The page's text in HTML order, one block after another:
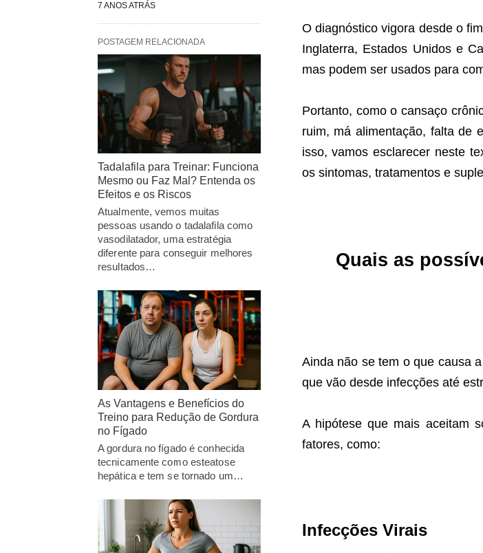
O diagnóstico vigora desde o
Inglaterra, Estados Unidos e
mas podem ser usados para
Portanto, como o cansaço
ruim, má alimentação, falta de
isso, vamos esclarecer neste
os sintomas, tratamentos e
Quais as
Ainda não se tem o que causa
que vão desde infecções até
A hipótese que mais aceitam
fatores, como:
Infecções Virais
7 ANOS ATRÁS
POSTAGEM RELACIONADA
Tadalafila para Treinar: Funciona
Mesmo ou Faz Mal? Entenda os
Efeitos e os Riscos
Atualmente, vemos muitas
pessoas usando o tadalafila como
vasodilatador, uma estratégia
diferente para conseguir melhores
resultados…
As Vantagens e Benefícios do
Treino para Redução de Gordura
no Fígado
A gordura no fígado é conhecida
tecnicamente como esteatose
hepática e tem se tornado um…